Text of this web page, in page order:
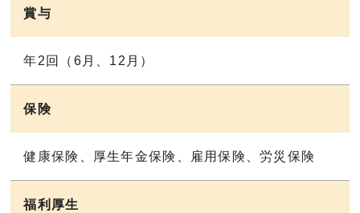
賞与
年2回（6月、12月）
保険
健康保険、厚生年金保険、雇用保険、労災保険
福利厚生